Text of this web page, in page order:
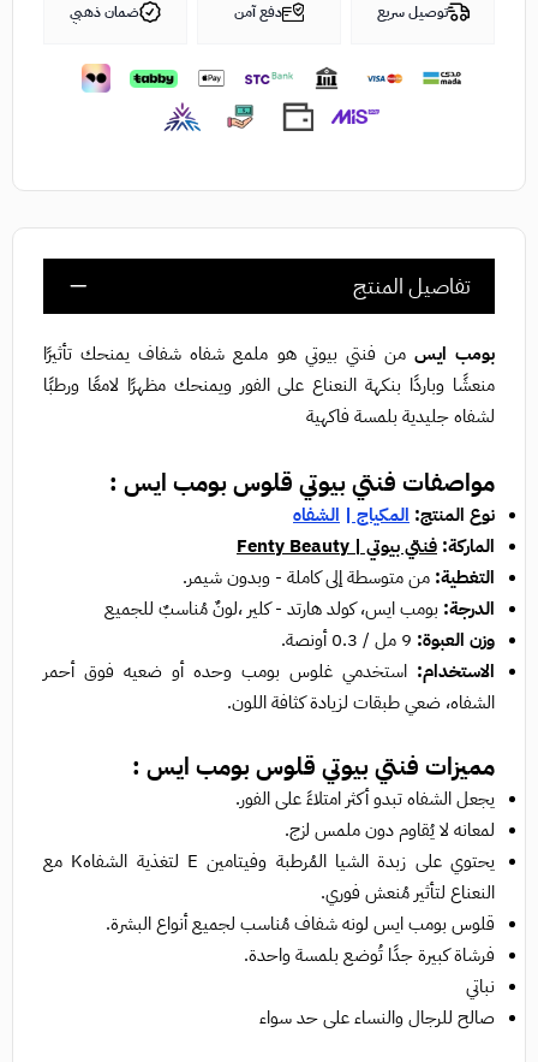
توصيل سريع دفع آمن ضمان ذهبي
تفاصيل المنتج
بومب ايس من فنتي بيوتي هو ملمع شفاه شفاف يمنحك تأثيرًا
منعشًا وباردًا بنكهة النعناع على الفور ويمنحك مظهرًا لامعًا ورطبًا
لشفاه جليدية بلمسة فاكهية
مواصفات فنتي بيوتي قلوس بومب ايس :
نوع المنتج: المكياج | الشفاه
الماركة: فنتي بيوتي | Fenty Beauty
التغطية: من متوسطة إلى كاملة - وبدون شيمر.
الدرجة: بومب ايس، كولد هارتد - كلير ،لونٌ مُناسبٌ للجميع
وزن العبوة:
الاستخدام: استخدمي غلوس بومب وحده أو ضعيه فوق أحمر
الشفاه، ضعي طبقات لزيادة كثافة اللون.
مميزات فنتي بيوتي قلوس بومب ايس :
يجعل الشفاه تبدو أكثر امتلاءً على الفور.
لمعانه لا يُقاوم دون ملمس لزج.
يحتوي على زبدة الشيا المُرطبة وفيتامين E لتغذية الشفاهK مع
النعناع لتأثير مُنعش فوري.
قلوس بومب ايس لونه شفاف مُناسب لجميع أنواع البشرة.
فرشاة كبيرة جدًا تُوضع بلمسة واحدة.
نباتي
صالح للرجال والنساء على حد سواء